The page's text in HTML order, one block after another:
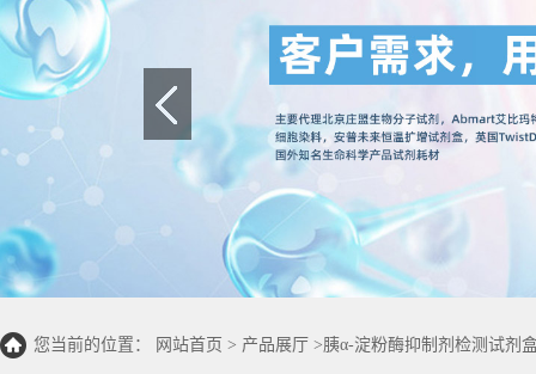
您当前的位置： 网站首页 > 产品展厅 >胰α-淀粉酶抑制剂检测试剂